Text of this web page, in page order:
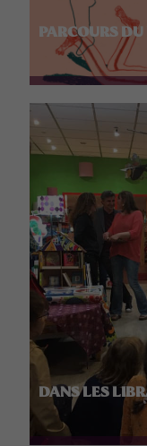
PARCOURS
DANS LES